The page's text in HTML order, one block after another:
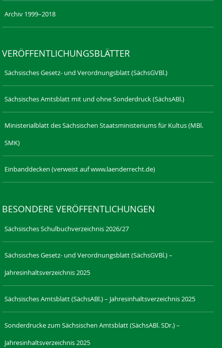
Archiv 1999–2018
VERÖFFENTLICHUNGSBLÄTTER
Sächsisches Gesetz- und Verordnungsblatt (SächsGVBl.)
Sächsisches Amtsblatt mit und ohne Sonderdruck (SächsABl.)
Ministerialblatt des Sächsischen Staatsministeriums für Kultus (MBl.
SMK)
Einbanddecken (verweist auf www.laenderrecht.de)
BESONDERE VERÖFFENTLICHUNGEN
Sächsisches Schulbuchverzeichnis 2026/27
Sächsisches Gesetz- und Verordnungsblatt (SächsGVBl.) –
Jahresinhaltsverzeichnis 2025
Sächsisches Amtsblatt (SächsABl.) – Jahresinhaltsverzeichnis 2025
Sonderdrucke zum Sächsischen Amtsblatt (SächsABl. SDr.) –
Jahresinhaltsverzeichnis 2025